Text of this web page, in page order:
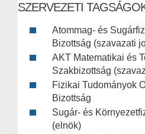
SZERVEZETI
Atommag- és
Bizottság (szavazati
AKT Matematikai és
Szakbizottság
Fizikai Tudományok
Bizottság
Sugár- és
(elnök)